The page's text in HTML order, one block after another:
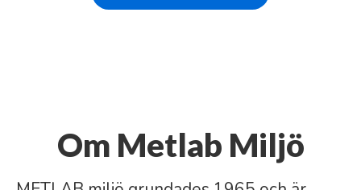
Om Metlab Miljö